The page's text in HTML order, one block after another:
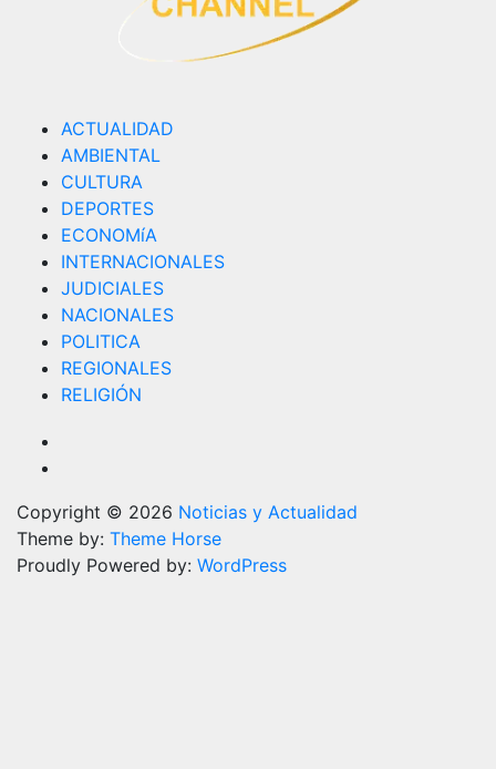
ACTUALIDAD
AMBIENTAL
CULTURA
DEPORTES
ECONOMíA
INTERNACIONALES
JUDICIALES
NACIONALES
POLITICA
REGIONALES
RELIGIÓN
Copyright © 2026 Noticias y Actualidad
Theme by: Theme Horse
Proudly Powered by: WordPress